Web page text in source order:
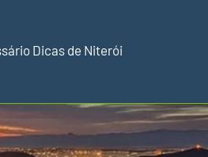
Dicas de Niterói